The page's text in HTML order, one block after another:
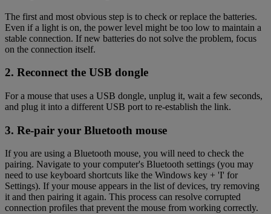
The first and most obvious step is to check or replace the batteries.
Even if a light is on, the power level might be too low to maintain a
stable connection. If new batteries do not solve the problem, focus
on the connection itself.
2. Reconnect the USB dongle
For a mouse that uses a USB dongle, unplug it, wait a few seconds,
and plug it into a different USB port to re-establish the link.
3. Re-pair your Bluetooth mouse
If you are using a Bluetooth mouse, you will need to check the
pairing. Navigate to your computer's Bluetooth settings (you may
need to use keyboard shortcuts like the Windows key + 'I' for
Settings). If your mouse appears in the list of devices, try removing
it and then pairing it again. This process can resolve corrupted
connection profiles that prevent the mouse from working correctly.